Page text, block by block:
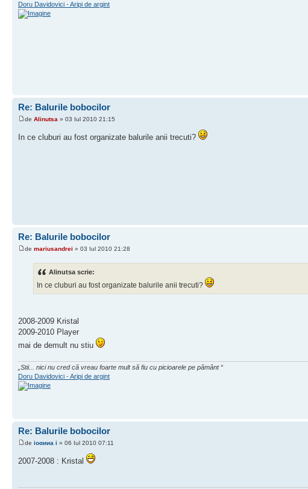
Doru Davidovici - Aripi de argint
Re: Balurile bobocilor
de Alinutsa » 03 Iul 2010 21:15
In ce cluburi au fost organizate balurile anii trecuti?
Re: Balurile bobocilor
de mariusandrei » 03 Iul 2010 21:28
Alinutsa scrie:
In ce cluburi au fost organizate balurile anii trecuti?
2008-2009 Kristal
2009-2010 Player
mai de demult nu stiu
„Stii... nici nu cred că vreau foarte mult să fiu cu picioarele pe pământ “
Doru Davidovici - Aripi de argint
Re: Balurile bobocilor
de ioαииa i » 06 Iul 2010 07:11
2007-2008 : Kristal